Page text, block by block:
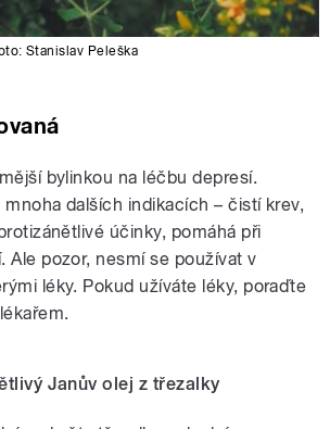
Stanislav Peleška
bylinkou na léčbu depresí.
dalších indikacích – čistí krev,
účinky, pomáhá při
Ale pozor, nesmí se používat v
léky. Pokud užíváte léky, poraďte
Janův olej z třezalky